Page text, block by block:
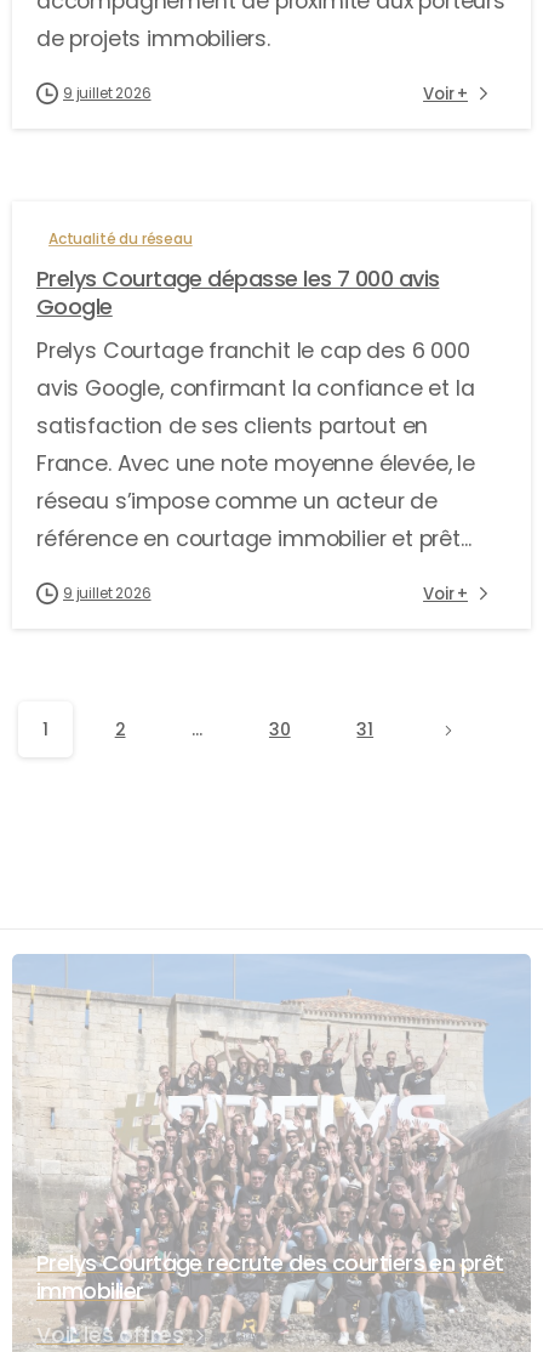
de projets immobiliers.
9 juillet 2026 Voir +
Actualité du réseau
Prelys Courtage dépasse les 7 000 avis
Google
Prelys Courtage franchit le cap des 6 000
avis Google, confirmant la confiance et la
satisfaction de ses clients partout en
France. Avec une note moyenne élevée, le
réseau s’impose comme un acteur de
référence en courtage immobilier et prêt...
9 juillet 2026 Voir +
1 2 … 30 31
Prelys Courtage recrute des courtiers en prêt
immobilier
Voir les offres